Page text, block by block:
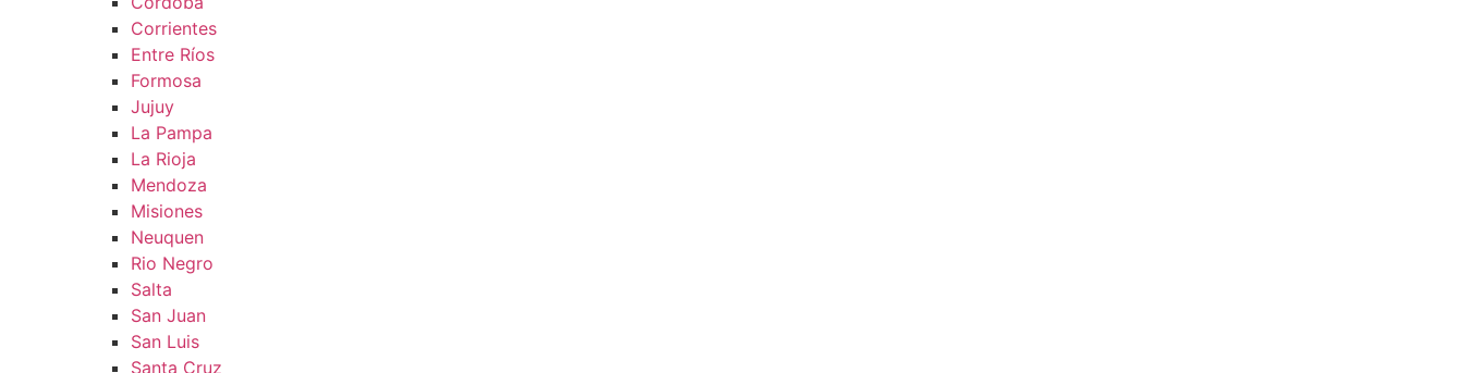
Corrientes
Entre Ríos
Formosa
Jujuy
La Pampa
La Rioja
Mendoza
Misiones
Neuquen
Rio Negro
Salta
San Juan
San Luis
Santa Cruz